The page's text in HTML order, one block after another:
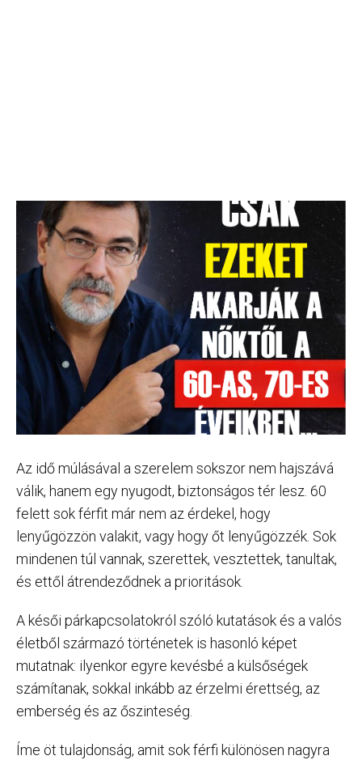
Az idő múlásával a szerelem sokszor nem hajszává
válik, hanem egy nyugodt, biztonságos tér lesz. 60
felett sok férfit már nem az érdekel, hogy
lenyűgözzön valakit, vagy hogy őt lenyűgözzék. Sok
mindenen túl vannak, szerettek, vesztettek, tanultak,
és ettől átrendeződnek a prioritások.
A késői párkapcsolatokról szóló kutatások és a valós
életből származó történetek is hasonló képet
mutatnak: ilyenkor egyre kevésbé a külsőségek
számítanak, sokkal inkább az érzelmi érettség, az
emberség és az őszinteség.
Íme öt tulajdonság, amit sok férfi különösen nagyra